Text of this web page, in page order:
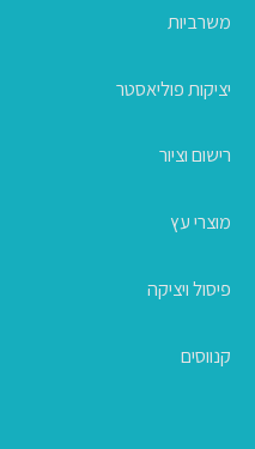
משרביות
יציקות פוליאסטר
רישום וציור
מוצרי עץ
פיסול ויציקה
קנווסים